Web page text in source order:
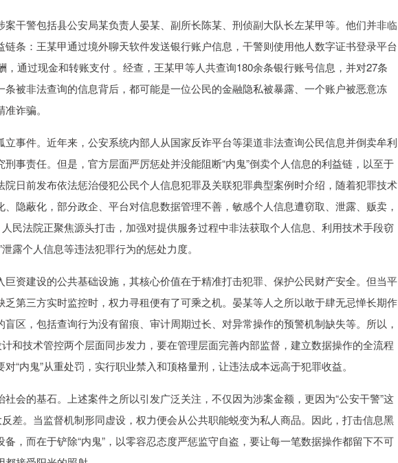
干警包括县公安局某负责人晏某、副所长陈某、刑侦副大队长左某甲等。他们并非临
链条：王某甲通过境外聊天软件发送银行账户信息，干警则使用他人数字证书登录平台
，通过现金和转账支付 。经查，王某甲等人共查询180余条银行账号信息，并对27条
被非法查询的信息背后，都可能是一位公民的金融隐私被暴露、一个账户被恶意冻
诈骗。
事件。近年来，公安系统内部人从国家反诈平台等渠道非法查询公民信息并倒卖牟利
事责任。但是，官方层面严厉惩处并没能阻断“内鬼”倒卖个人信息的利益链，以至于
日前发布依法惩治侵犯公民个人信息犯罪及关联犯罪典型案例时介绍，随着犯罪技术
隐蔽化，部分政企、平台对信息数据管理不善，敏感个人信息遭窃取、泄露、贩卖，
民法院正聚焦源头打击，加强对提供服务过程中非法获取个人信息、利用技术手段窃
露个人信息等违法犯罪行为的惩处力度。
资建设的公共基础设施，其核心价值在于精准打击犯罪、保护公民财产安全。但当平
乏第三方实时监控时，权力寻租便有了可乘之机。晏某等人之所以敢于肆无忌惮长期作
区，包括查询行为没有留痕、审计周期过长、对异常操作的预警机制缺失等。所以，
和技术管控两个层面同步发力，要在管理层面完善内部监督，建立数据操作的全流程
“内鬼”从重处罚，实行职业禁入和顶格量刑，让违法成本远高于犯罪收益。
的基石。上述案件之所以引发广泛关注，不仅因为涉案金额，更因为“公安干警”这
差。当监督机制形同虚设，权力便会从公共职能蜕变为私人商品。因此，打击信息黑
，而在于铲除“内鬼”，以零容忍态度严惩监守自盗，要让每一笔数据操作都留下不可